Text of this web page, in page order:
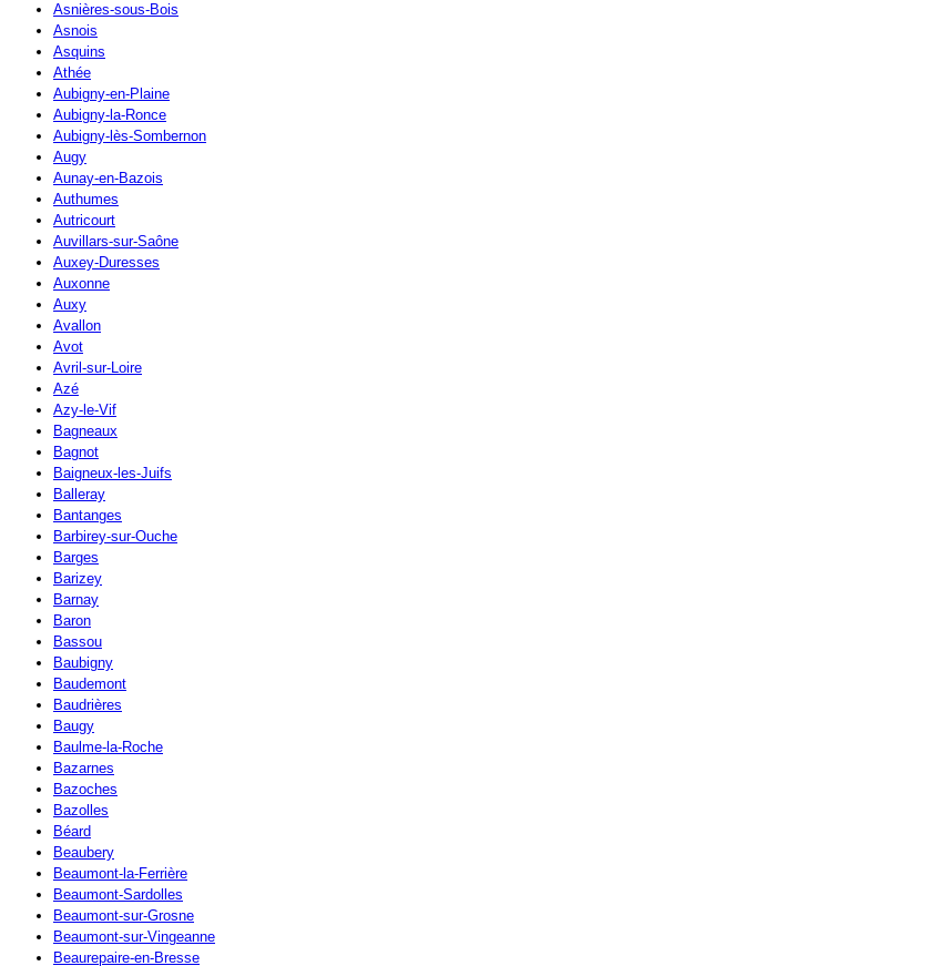
Asnières-sous-Bois
Asnois
Asquins
Athée
Aubigny-en-Plaine
Aubigny-la-Ronce
Aubigny-lès-Sombernon
Augy
Aunay-en-Bazois
Authumes
Autricourt
Auvillars-sur-Saône
Auxey-Duresses
Auxonne
Auxy
Avallon
Avot
Avril-sur-Loire
Azé
Azy-le-Vif
Bagneaux
Bagnot
Baigneux-les-Juifs
Balleray
Bantanges
Barbirey-sur-Ouche
Barges
Barizey
Barnay
Baron
Bassou
Baubigny
Baudemont
Baudrières
Baugy
Baulme-la-Roche
Bazarnes
Bazoches
Bazolles
Béard
Beaubery
Beaumont-la-Ferrière
Beaumont-Sardolles
Beaumont-sur-Grosne
Beaumont-sur-Vingeanne
Beaurepaire-en-Bresse